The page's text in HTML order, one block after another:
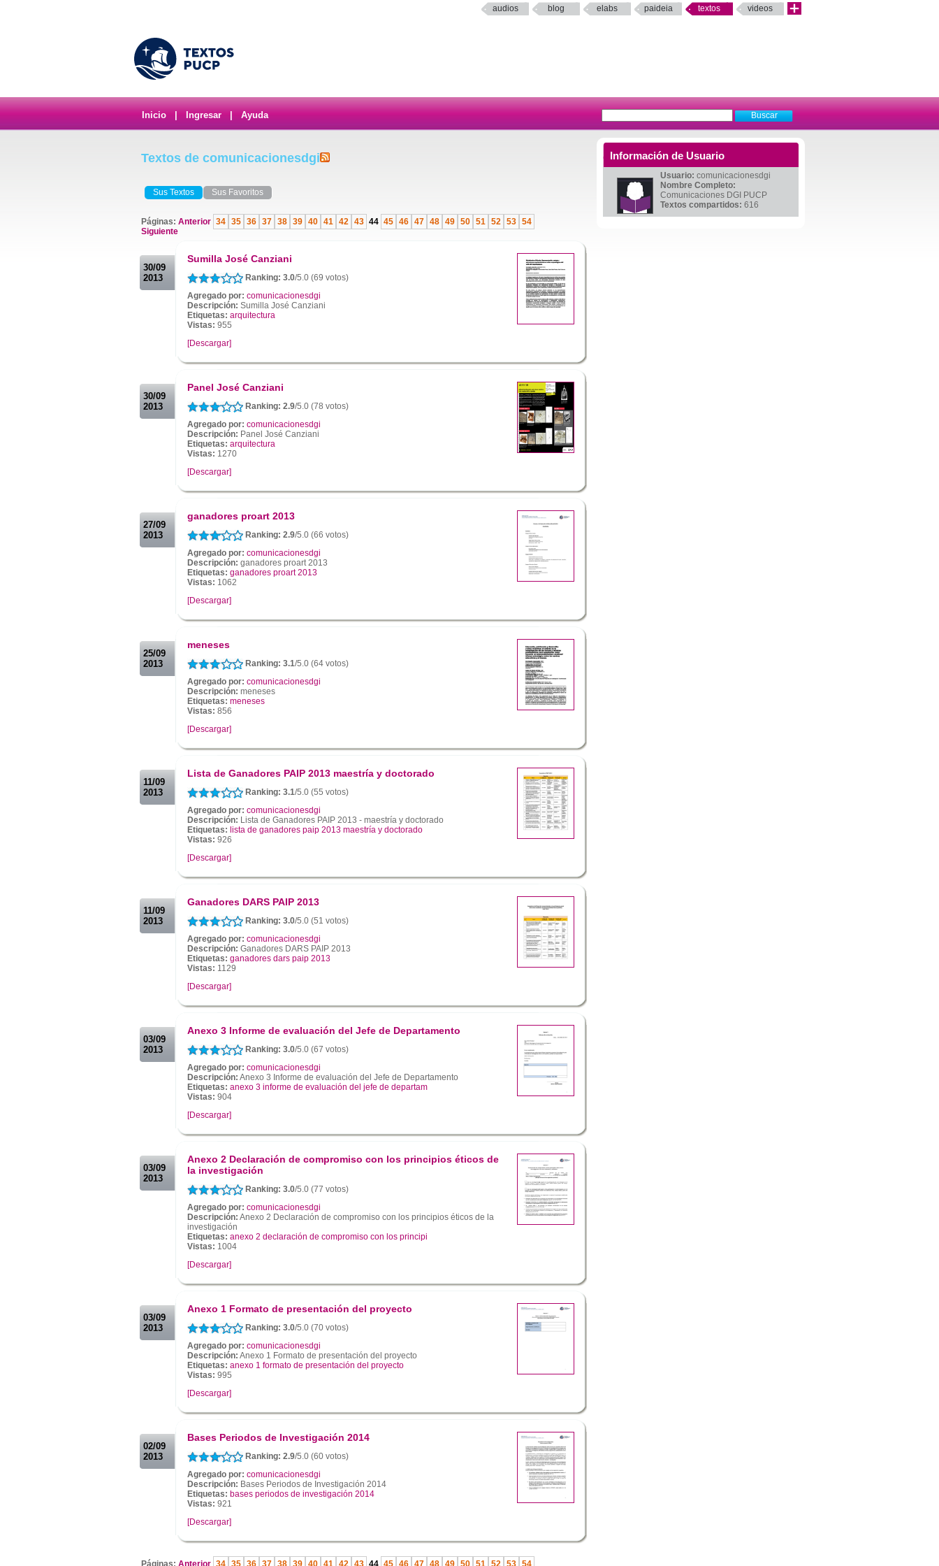
audios blog elabs paideia textos videos
Inicio Ingresar Ayuda
Información de Usuario
Usuario: comunicacionesdgi
Nombre Completo:
Comunicaciones DGI PUCP
Textos compartidos: 616
Textos de comunicacionesdgi
Sus Textos Sus Favoritos
Páginas: Anterior 34 35 36 37 38 39 40 41 42 43 44 45 46 47 48 49 50 51 52 53 54
Siguiente
30/09
2013
Sumilla José Canziani
Ranking: 3.0/5.0 (69 votos)
Agregado por: comunicacionesdgi
Descripción: Sumilla José Canziani
Etiquetas: arquitectura
Vistas: 955
[Descargar]
30/09
2013
Panel José Canziani
Ranking: 2.9/5.0 (78 votos)
Agregado por: comunicacionesdgi
Descripción: Panel José Canziani
Etiquetas: arquitectura
Vistas: 1270
[Descargar]
27/09
2013
ganadores proart 2013
Ranking: 2.9/5.0 (66 votos)
Agregado por: comunicacionesdgi
Descripción: ganadores proart 2013
Etiquetas: ganadores proart 2013
Vistas: 1062
[Descargar]
25/09
2013
meneses
Ranking: 3.1/5.0 (64 votos)
Agregado por: comunicacionesdgi
Descripción: meneses
Etiquetas: meneses
Vistas: 856
[Descargar]
11/09
2013
Lista de Ganadores PAIP 2013 maestría y doctorado
Ranking: 3.1/5.0 (55 votos)
Agregado por: comunicacionesdgi
Descripción: Lista de Ganadores PAIP 2013 - maestría y doctorado
Etiquetas: lista de ganadores paip 2013 maestría y doctorado
Vistas: 926
[Descargar]
11/09
2013
Ganadores DARS PAIP 2013
Ranking: 3.0/5.0 (51 votos)
Agregado por: comunicacionesdgi
Descripción: Ganadores DARS PAIP 2013
Etiquetas: ganadores dars paip 2013
Vistas: 1129
[Descargar]
03/09
2013
Anexo 3 Informe de evaluación del Jefe de Departamento
Ranking: 3.0/5.0 (67 votos)
Agregado por: comunicacionesdgi
Descripción: Anexo 3 Informe de evaluación del Jefe de Departamento
Etiquetas: anexo 3 informe de evaluación del jefe de departam
Vistas: 904
[Descargar]
03/09
2013
Anexo 2 Declaración de compromiso con los principios éticos de
la investigación
Ranking: 3.0/5.0 (77 votos)
Agregado por: comunicacionesdgi
Descripción: Anexo 2 Declaración de compromiso con los principios éticos de la
investigación
Etiquetas: anexo 2 declaración de compromiso con los principi
Vistas: 1004
[Descargar]
03/09
2013
Anexo 1 Formato de presentación del proyecto
Ranking: 3.0/5.0 (70 votos)
Agregado por: comunicacionesdgi
Descripción: Anexo 1 Formato de presentación del proyecto
Etiquetas: anexo 1 formato de presentación del proyecto
Vistas: 995
[Descargar]
02/09
2013
Bases Periodos de Investigación 2014
Ranking: 2.9/5.0 (60 votos)
Agregado por: comunicacionesdgi
Descripción: Bases Periodos de Investigación 2014
Etiquetas: bases periodos de investigación 2014
Vistas: 921
[Descargar]
Páginas: Anterior 34 35 36 37 38 39 40 41 42 43 44 45 46 47 48 49 50 51 52 53 54